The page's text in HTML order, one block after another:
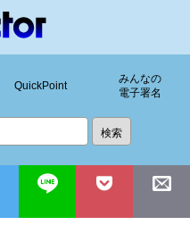
QuickPoint
みんなの
電子署名